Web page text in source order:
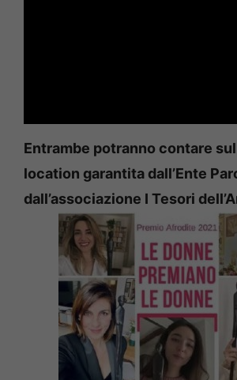
Entrambe potranno contare
location garantita dall’Ente
dall’associazione I Tesori